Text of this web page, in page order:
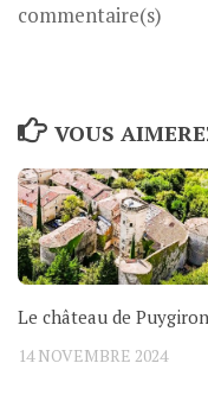
commentaire(s)
VOUS
Le château de Puygiron
14 NOVEMBRE 2024